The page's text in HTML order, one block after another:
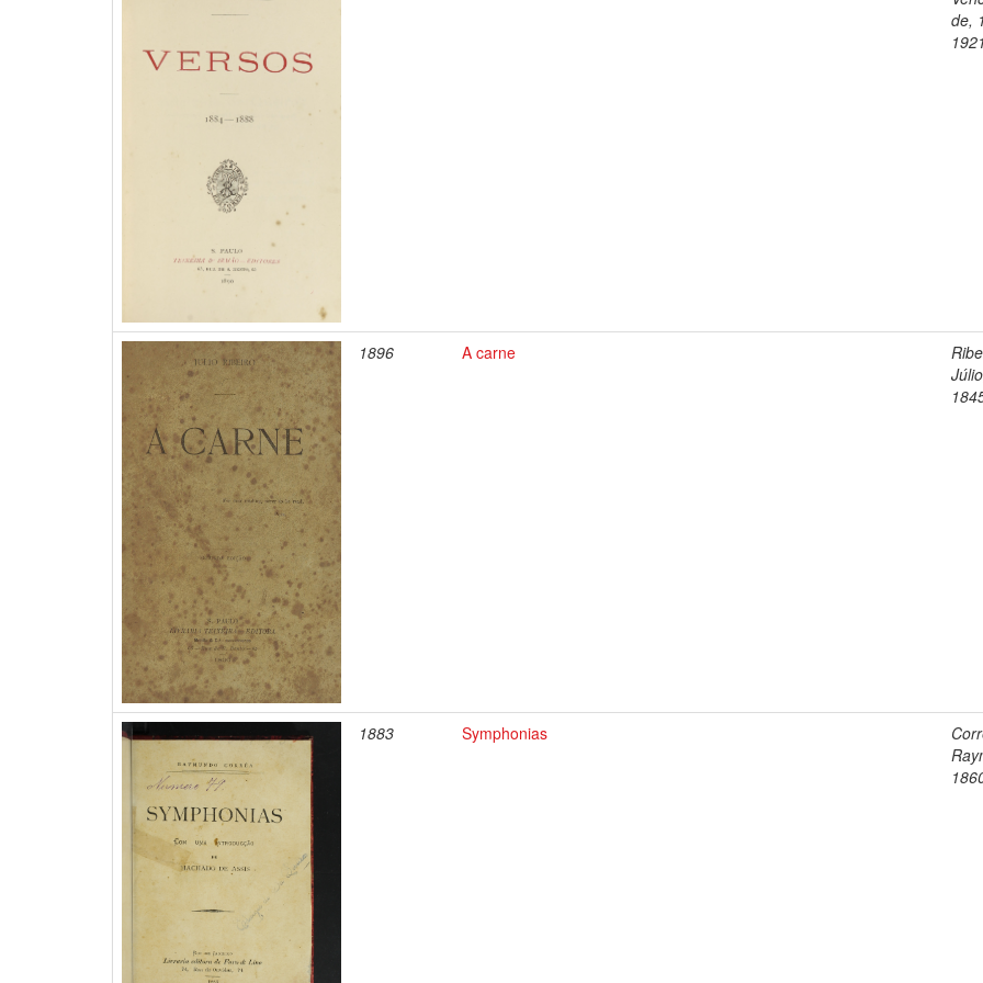
de,
1896 A carne
1883 Symphonias